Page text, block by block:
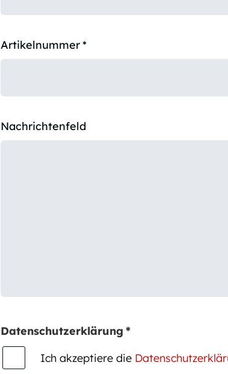
Artikelnummer*
Nachrichtenfeld
Datenschutzerklärung *
Ich akzeptiere die